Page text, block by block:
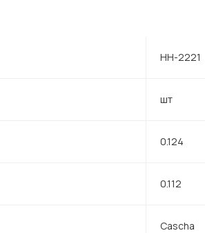
HH-2221
шт
0.124
0.112
Cascha